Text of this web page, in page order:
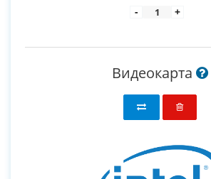
- +
Видеокарта